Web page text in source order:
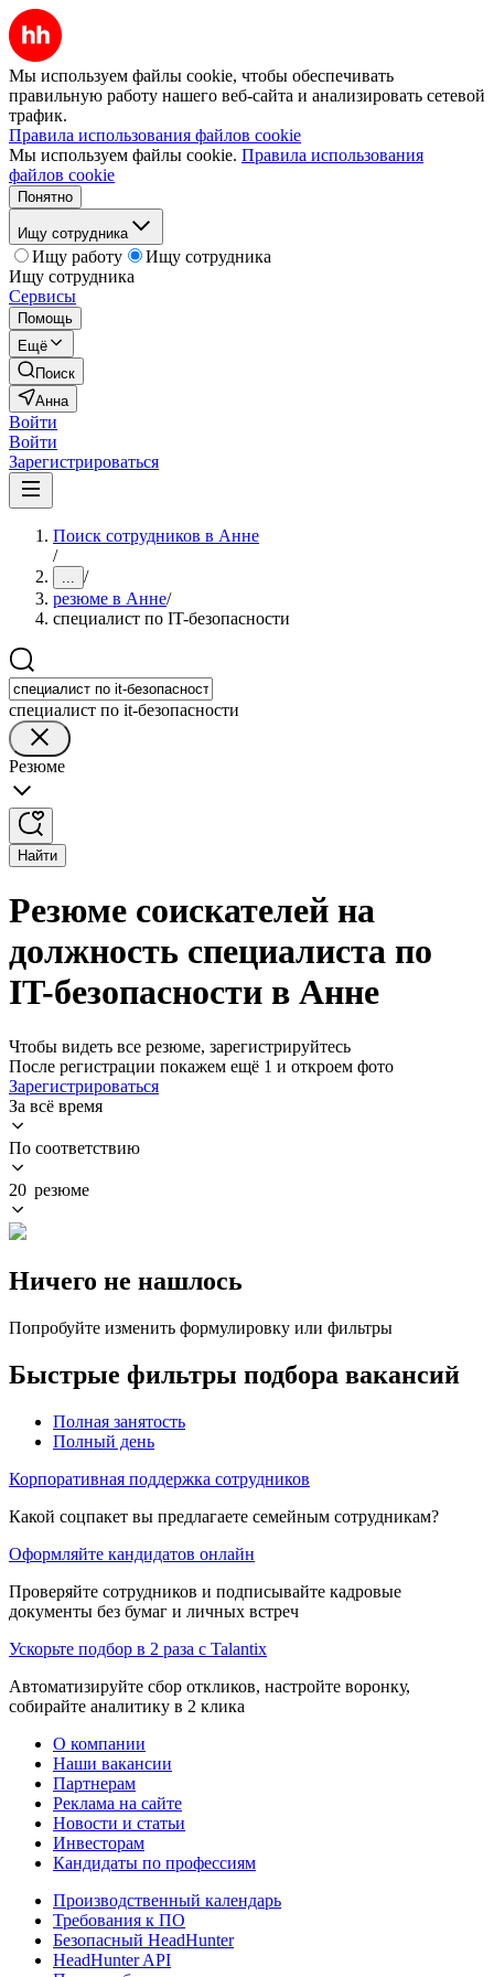
Мы используем файлы cookie, чтобы обеспечивать
правильную работу нашего веб-сайта и анализировать сетевой
трафик.
Правила использования файлов cookie
Мы используем файлы cookie. Правила использования
файлов cookie
Понятно
Ищу сотрудника
Ищу работу
Ищу сотрудника
Ищу сотрудника
Сервисы
Помощь
Ещё
Поиск
Анна
Войти
Войти
Зарегистрироваться
Поиск сотрудников в Анне
/
... /
резюме в Анне/
специалист по IT-безопасности
специалист по it-безопасности
Резюме
Найти
Резюме соискателей на
должность специалиста по
IT-безопасности в Анне
Чтобы видеть все резюме, зарегистрируйтесь
После регистрации покажем ещё 1 и откроем фото
Зарегистрироваться
За всё время
По соответствию
20 резюме
Ничего не нашлось
Попробуйте изменить формулировку или фильтры
Быстрые фильтры подбора вакансий
Полная занятость
Полный день
Корпоративная поддержка сотрудников
Какой соцпакет вы предлагаете семейным сотрудникам?
Оформляйте кандидатов онлайн
Проверяйте сотрудников и подписывайте кадровые
документы без бумаг и личных встреч
Ускорьте подбор в 2 раза с Talantix
Автоматизируйте сбор откликов, настройте воронку,
собирайте аналитику в 2 клика
О компании
Наши вакансии
Партнерам
Реклама на сайте
Новости и статьи
Инвесторам
Кандидаты по профессиям
Производственный календарь
Требования к ПО
Безопасный HeadHunter
HeadHunter API